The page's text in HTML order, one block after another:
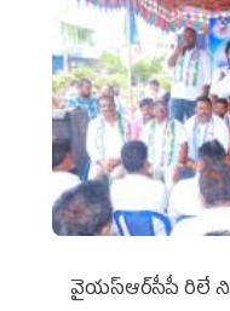
వైయ‌స్ఆర్‌సీపీ రిలే